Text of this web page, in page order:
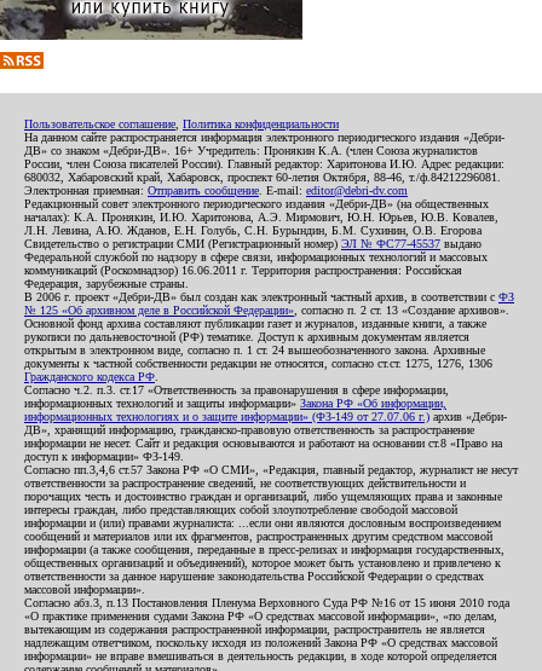
Пользовательское соглашение Политика конфиденциальности
На данном сайте распространяется информация электронного периодического издания «Дебри-
ДВ» со знаком «Дебри-ДВ». 16+ Учредитель: Пронякин К.А. (член Союза журналистов
России, член Союза писателей России). Главный редактор: Харитонова И.Ю. Адрес редакции:
680032, Хабаровский край, Хабаровск, проспект 60-летия Октября, 88-46, т./ф.84212296081.
Электронная приемная: Отправить сообщение . E-mail: editor@debri-dv.com
Редакционный совет электронного периодического издания «Дебри-ДВ» (на общественных
началах): К.А. Пронякин, И.Ю. Харитонова, А.Э. Мирмович, Ю.Н. Юрьев, Ю.В. Ковалев,
Л.Н. Левина, А.Ю. Жданов, Е.Н. Голубь, С.Н. Бурындин, Б.М. Сухинин, О.В. Егорова
Свидетельство о регистрации СМИ (Регистрационный номер) ЭЛ № ФС77-45537 выдано
Федеральной службой по надзору в сфере связи, информационных технологий и массовых
коммуникаций (Роскомнадзор) 16.06.2011 г. Территория распространения: Российская
Федерация, зарубежные страны.
В 2006 г. проект «Дебри-ДВ» был создан как электронный частный архив, в соответствии с ФЗ
№ 125 «Об архивном деле в Российской Федерации» , согласно п. 2 ст. 13 «Создание архивов».
Основной фонд архива составляют публикации газет и журналов, изданные книги, а также
рукописи по дальневосточной (РФ) тематике. Доступ к архивным документам является
открытым в электронном виде, согласно п. 1 ст. 24 вышеобозначенного закона. Архивные
документы к частной собственности редакции не относятся, согласно ст.ст. 1275, 1276, 1306
Гражданского кодекса РФ
Согласно ч.2. п.3. ст.17 «Ответственность за правонарушения в сфере информации,
информационных технологий и защиты информации» Закона РФ «Об информации,
информационных технологиях и о защите информации» (ФЗ-149 от 27.07.06 г.) архив «Дебри-
ДВ», хранящий информацию, гражданско-правовую ответственность за распространение
информации не несет. Сайт и редакция основываются и работают на основании ст.8 «Право на
доступ к информации» ФЗ-149.
Согласно пп.3,4,6 ст.57 Закона РФ «О СМИ», «Редакция, главный редактор, журналист не несут
ответственности за распространение сведений, не соответствующих действительности и
порочащих честь и достоинство граждан и организаций, либо ущемляющих права и законные
интересы граждан, либо представляющих собой злоупотребление свободой массовой
информации и (или) правами журналиста: ...если они являются дословным воспроизведением
сообщений и материалов или их фрагментов, распространенных другим средством массовой
информации (а также сообщения, переданные в пресс-релизах и информация государственных,
общественных организаций и объединений), которое может быть установлено и привлечено к
ответственности за данное нарушение законодательства Российской Федерации о средствах
массовой информации».
Согласно абз.3, п.13 Постановления Пленума Верховного Суда РФ №16 от 15 июня 2010 года
«О практике применения судами Закона РФ «О средствах массовой информации», «по делам,
вытекающим из содержания распространенной информации, распространитель не является
надлежащим ответчиком, поскольку исходя из положений Закона РФ «О средствах массовой
информации» не вправе вмешиваться в деятельность редакции, в ходе которой определяется